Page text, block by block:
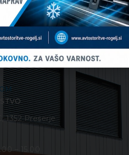
1352 Preserje
– 15.00